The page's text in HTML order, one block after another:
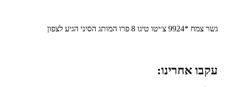
גשר צמח *9924 צ׳יטו טיגו 8 פרו המותג הסיני הגיע לצפון
עקבו אחרינו: